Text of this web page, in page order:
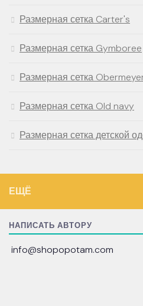
Размерная сетка Carter's
Размерная сетка Gymboree
Размерная сетка
Размерная сетка Old navy
Размерная сетка детской
ЕЩЁ
НАПИСАТЬ АВТОРУ
info@shopopotam.com